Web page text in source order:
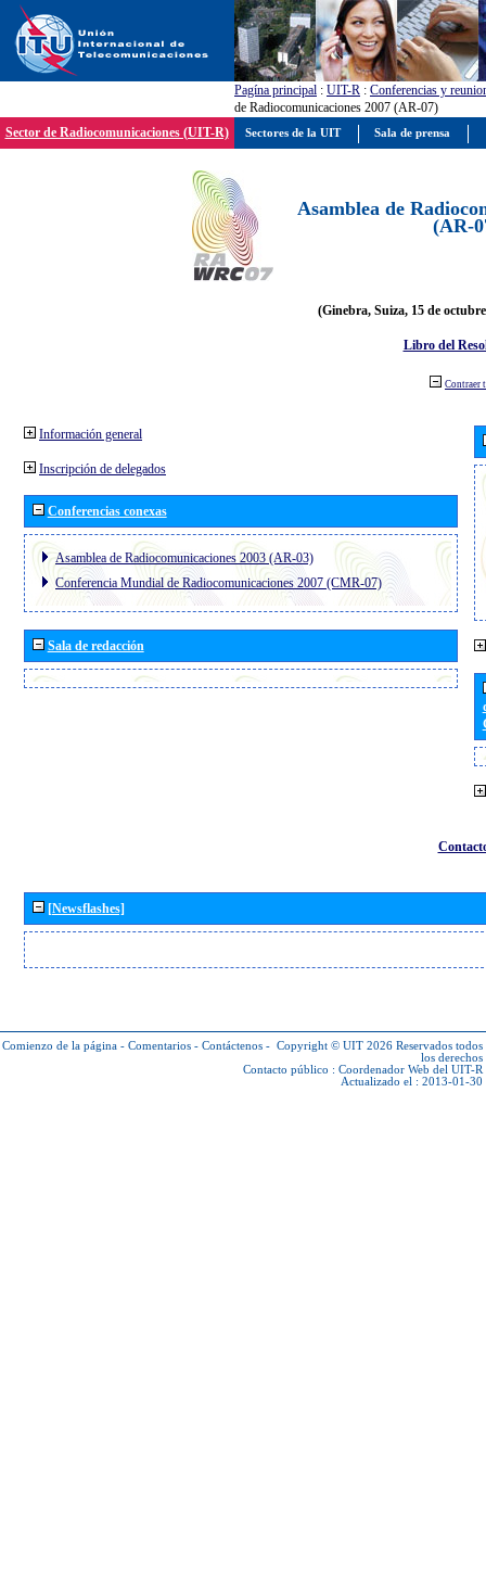
Pagína principal : UIT-R : Conferencias y
de Radiocomunicaciones 2007 (AR-07)
Sector de Radiocomunicaciones (UIT-R)
Asamblea de
(AR-
(Ginebra, Suiza, 15 de
Libro del
Contraer
Información general
Inscripción de delegados
Conferencias conexas
Asamblea de Radiocomunicaciones 2003 (AR-03)
Conferencia Mundial de Radiocomunicaciones 2007 (CMR-07)
Sala de redacción
[Newsflashes]
Comienzo de la página - Comentarios - Contáctenos - Copyright © UIT 2026 Reservados todos
los derechos
Contacto público : Coordenador Web del UIT-R
Actualizado el : 2013-01-30
Sectores de la UIT Sala de prensa